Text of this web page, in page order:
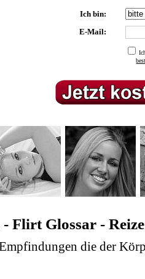
Ich bin:
E-Mail:
- Flirt Glossar - Reize
die der